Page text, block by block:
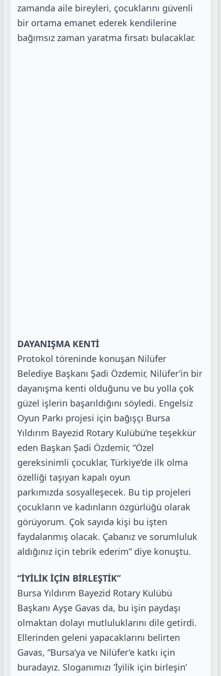
zamanda aile bireyleri, çocuklarını güvenli
bir ortama emanet ederek kendilerine
bağımsız zaman yaratma fırsatı bulacaklar.
DAYANIŞMA KENTİ
Protokol töreninde konuşan Nilüfer
Belediye Başkanı Şadi Özdemir, Nilüfer’in bir
dayanışma kenti olduğunu ve bu yolla çok
güzel işlerin başarıldığını söyledi. Engelsiz
Oyun Parkı projesi için bağışçı Bursa
Yıldırım Bayezid Rotary Kulübü’ne teşekkür
eden Başkan Şadi Özdemir, “Özel
gereksinimli çocuklar, Türkiye’de ilk olma
özelliği taşıyan kapalı oyun
parkımızda sosyalleşecek. Bu tip projeleri
çocukların ve kadınların özgürlüğü olarak
görüyorum. Çok sayıda kişi bu işten
faydalanmış olacak. Çabanız ve sorumluluk
aldığınız için tebrik ederim” diye konuştu.
“İYİLİK İÇİN BİRLEŞTİK”
Bursa Yıldırım Bayezid Rotary Kulübü
Başkanı Ayşe Gavas da, bu işin paydaşı
olmaktan dolayı mutluluklarını dile getirdi.
Ellerinden geleni yapacaklarını belirten
Gavas, “Bursa’ya ve Nilüfer’e katkı için
buradayız. Sloganımızı ‘İyilik için birleşin’